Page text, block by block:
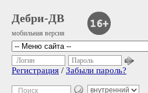
Дебри-ДВ
мобильная версия
Логин Пароль
Регистрация / Забыли пароль?